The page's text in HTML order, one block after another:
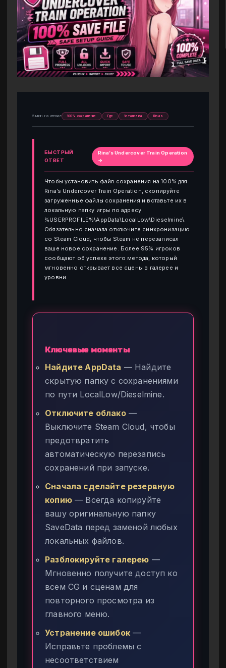
5 мин. на чтение 100% сохранение Где Установка Rinas
БЫСТРЫЙ
ОТВЕТ
Rina’s Undercover Train Operation
→
Чтобы установить файл сохранения на 100% для
Rina’s Undercover Train Operation, скопируйте
загруженные файлы сохранения и вставьте их в
локальную папку игры по адресу
%USERPROFILE%\AppData\LocalLow\Dieselmine\.
Обязательно сначала отключите синхронизацию
со Steam Cloud, чтобы Steam не перезаписал
ваше новое сохранение. Более 95% игроков
сообщают об успехе этого метода, который
мгновенно открывает все сцены в галерее и
уровни.
Ключевые моменты
Найдите AppData — Найдите
скрытую папку с сохранениями
по пути LocalLow/Dieselmine.
Отключите облако—
Выключите Steam Cloud, чтобы
предотвратить
автоматическую перезапись
сохранений при запуске.
Сначала сделайте резервную
копию— Всегда копируйте
вашу оригинальную папку
SaveData перед заменой любых
локальных файлов.
Разблокируйте галерею —
Мгновенно получите доступ ко
всем CG и сценам для
повторного просмотра из
главного меню.
Устранение ошибок—
Исправьте проблемы с
несоответствием